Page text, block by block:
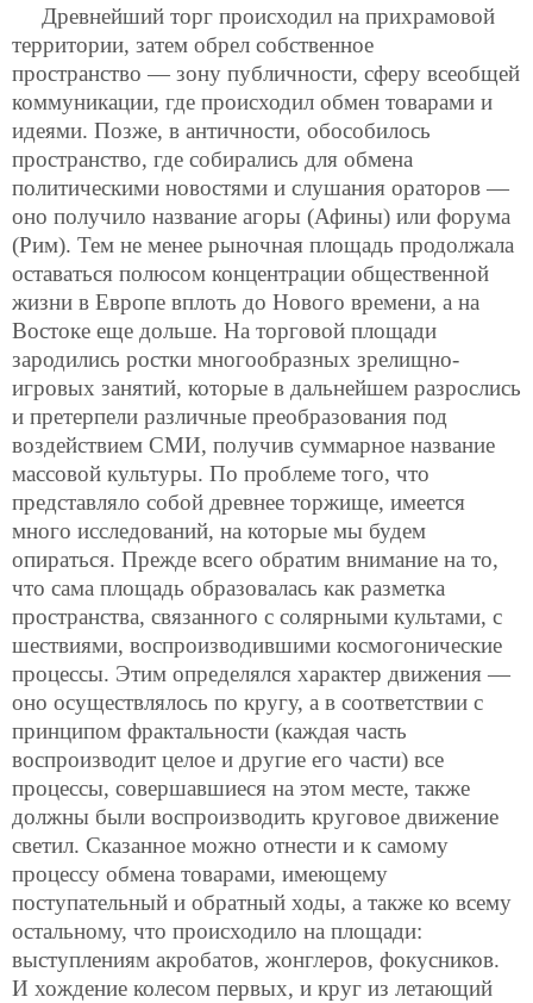
Древнейший торг происходил на прихрамовой
территории, затем обрел собственное
пространство — зону публичности, сферу всеобщей
коммуникации, где происходил обмен товарами и
идеями. Позже, в античности, обособилось
пространство, где собирались для обмена
политическими новостями и слушания ораторов —
оно получило название агоры (Афины) или форума
(Рим). Тем не менее рыночная площадь продолжала
оставаться полюсом концентрации общественной
жизни в Европе вплоть до Нового времени, а на
Востоке еще дольше. На торговой площади
зародились ростки многообразных зрелищно-
игровых занятий, которые в дальнейшем разрослись
и претерпели различные преобразования под
воздействием СМИ, получив суммарное название
массовой культуры. По проблеме того, что
представляло собой древнее торжище, имеется
много исследований, на которые мы будем
опираться. Прежде всего обратим внимание на то,
что сама площадь образовалась как разметка
пространства, связанного с солярными культами, с
шествиями, воспроизводившими космогонические
процессы. Этим определялся характер движения —
оно осуществлялось по кругу, а в соответствии с
принципом фрактальности (каждая часть
воспроизводит целое и другие его части) все
процессы, совершавшиеся на этом месте, также
должны были воспроизводить круговое движение
светил. Сказанное можно отнести и к самому
процессу обмена товарами, имеющему
поступательный и обратный ходы, а также ко всему
остальному, что происходило на площади:
выступлениям акробатов, жонглеров, фокусников.
И хождение колесом первых, и круг из летающий